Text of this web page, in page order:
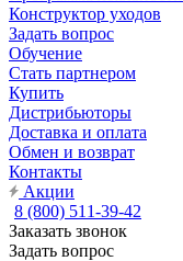
Конструктор уходов
Задать вопрос
Обучение
Стать партнером
Купить
Дистрибьюторы
Доставка и оплата
Обмен и возврат
Контакты
Акции
8 (800) 511-39-42
Заказать звонок
Задать вопрос